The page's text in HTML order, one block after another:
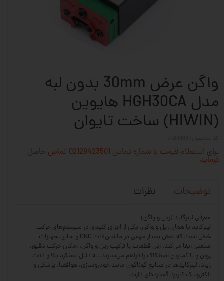
واگن عرض 30mm بدون لبه
مدل HGH30CA هایوین
(HIWIN) ساخت تایوان
برای استعلام قیمت با شماره تماس 02128423501 تماس حاصل
فرماید
توضیحات نظرات
معرفی لینرگاید (ریل و واگن)
لینرگاید یا همان ریل و واگن، یکی از اجزای کلیدی در سیستم‌های حرکت
خطی است که نقش بسیار مهمی در ماشین‌آلات CNC و سایر تجهیزات
صنعتی ایفا می‌کند. این قطعات با ترکیب ریل و واگن، امکان حرکت دقیق،
روان و با کمترین اصطکاک را فراهم می‌سازند. به دلیل عملکرد بالا و دقت
زیاد، لینرگایدها در صنایع گوناگون مانند خودروسازی، هوافضا، پزشکی و
الکترونیک کاربرد گسترده‌ای دارند.